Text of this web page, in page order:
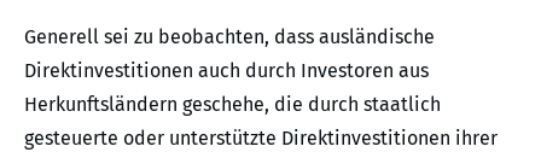
Generell sei zu beobachten, dass ausländische
Direktinvestitionen auch durch Investoren aus
Herkunftsländern geschehe, die durch staatlich
gesteuerte oder unterstützte Direktinvestitionen ihrer